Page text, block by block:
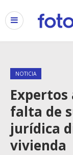
NOTICIA
falta de
jurídica
vivienda